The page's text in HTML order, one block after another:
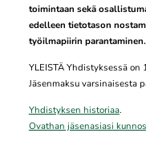
toimintaan sekä
edelleen tietotason
työilmapiirin parantaminen.
YLEISTÄ Yhdistyksessä
Jäsenmaksu varsinaisesta
Yhdistyksen historiaa.
Ovathan jäsenasiasi